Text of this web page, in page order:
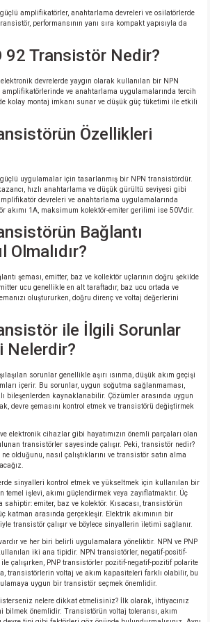
amplifikatörler, anahtarlama devreleri ve osilatörlerde
performansının yanı sıra kompakt yapısıyla da
92 Transistör Nedir?
devrelerde yaygın olarak kullanılan bir NPN
ve anahtarlama uygulamalarında tercih
kolay montaj imkanı sunar ve düşük güç tüketimi ile etkili
Özellikleri
uygulamalar için tasarlanmış bir NPN transistördür.
hızlı anahtarlama ve düşük gürültü seviyesi gibi
devreleri ve anahtarlama uygulamalarında
akımı 1A, maksimum kolektör-emiter gerilimi ise 50V'dir.
Bağlantı
Olmalıdır?
şeması, emitter, baz ve kollektör uçlarının doğru şekilde
ucu genellikle en alt taraftadır, baz ucu ortada ve
oluştururken, doğru direnç ve voltaj değerlerini
ile İlgili Sorunlar
Nelerdir?
sorunlar genellikle aşırı ısınma, düşük akım geçişi
içerir. Bu sorunlar, uygun soğutma sağlanmaması,
bileşenlerden kaynaklanabilir. Çözümler arasında uygun
devre şemasını kontrol etmek ve transistörü değiştirmek
elektronik cihazlar gibi hayatımızın önemli parçaları olan
transistörler sayesinde çalışır. Peki, transistör nedir?
olduğunu, nasıl çalıştıklarını ve transistör satın alma
sinyalleri kontrol etmek ve yükseltmek için kullanılan bir
temel işlevi, akımı güçlendirmek veya zayıflatmaktır. Üç
sahiptir: emiter, baz ve kolektör. Kısacası, transistörün
katman arasında gerçekleşir. Elektrik akımının bir
transistör çalışır ve böylece sinyallerin iletimi sağlanır.
ve her biri belirli uygulamalara yöneliktir. NPN ve PNP
iki ana tipidir. NPN transistörler, negatif-positif-
çalışırken, PNP transistörler pozitif-negatif-pozitif polarite
transistörlerin voltaj ve akım kapasiteleri farklı olabilir, bu
uygun bir transistör seçmek önemlidir.
nelere dikkat etmelisiniz? İlk olarak, ihtiyacınız
önemlidir. Transistörün voltaj toleransı, akım